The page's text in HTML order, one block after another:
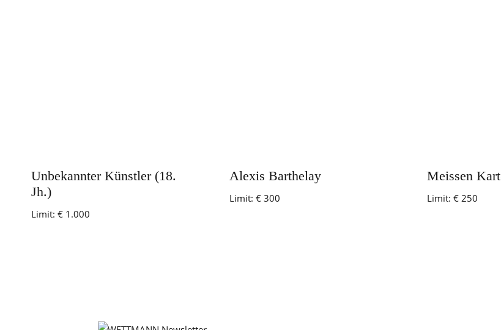
Unbekannter Künstler (18.
Jh.)
Limit: € 1.000
Alexis Barthelay
Limit: € 300
Meissen
Limit: € 250